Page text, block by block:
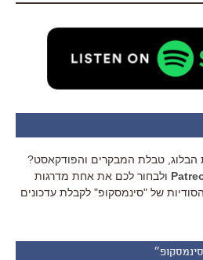
הבלוג, טבלת המבקרים והפודקאסט?
ולבחור לכם את אחת מדרגות
של "סינמסקופ" לקבלת עדכונים